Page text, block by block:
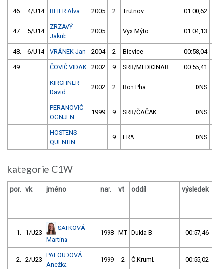
46. 4/U14 BEIER Alva 2005 2 Trutnov 01:00,62
47. 5/U14
ZRZAVÝ
Jakub
2005 Vys.Mýto 01:04,13
48. 6/U14 VRÁNEK Jan 2004 2 Blovice 00:58,04
49. ČOVIČ VIDAK 2002 9 SRB/MEDICINAR 00:55,41
KIRCHNER
David
2002 2 Boh.Pha DNS
PERANOVIČ
OGNJEN
1999 9 SRB/ČAČAK DNS
HOSTENS
QUENTIN
9 FRA DNS
kategorie C1W
por. vk jméno nar. vt oddíl
výsledek
1. 1/U23
SATKOVÁ
Martina
1998 MT Dukla B. 00:57,46
2. 2/U23
PALOUDOVÁ
Anežka
1999 2 Č.Kruml. 00:55,02